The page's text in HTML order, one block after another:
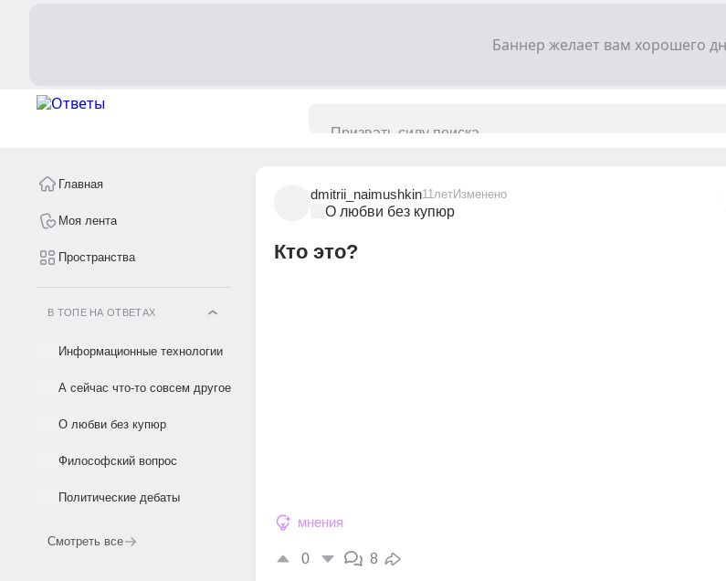
Главная
Моя лента
Пространства
В ТОПЕ НА ОТВЕТАХ
Информационные технологии
А сейчас что-то совсем другое
О любви без купюр
Философский вопрос
Политические дебаты
Смотреть все
dmitrii_naimushkin11летИзменено
О любви без купюр
Кто это?
мнения
0 8